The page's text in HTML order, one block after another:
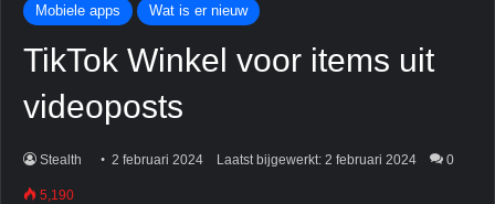
Mobiele apps Wat is er nieuw
TikTok Winkel voor items uit
videoposts
Stealth 2 februari 2024 Laatst bijgewerkt: 2 februari 2024 0
5,190